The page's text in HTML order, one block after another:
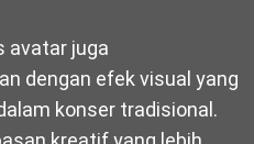
avatar juga
dengan efek visual yang
konser tradisional.